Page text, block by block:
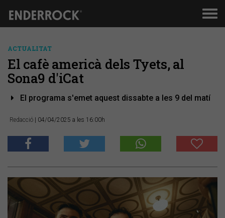
ACTUALITAT
El cafè americà dels Tyets, al
Sona9 d'iCat
El programa s'emet aquest dissabte a les 9 del matí
Redacció | 04/04/2025 a les 16:00h